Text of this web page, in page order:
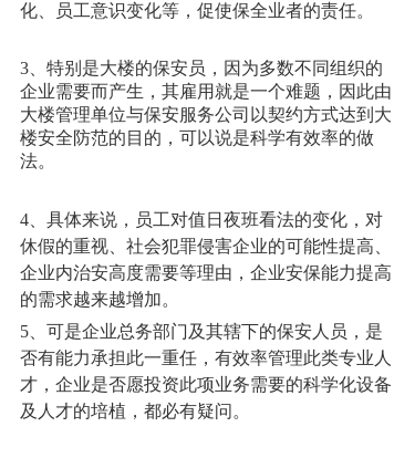
化、员工意识变化等，促使保全业者的责任。
3、特别是大楼的保安员 ，因为多数不同组织的
企业需要而产生，其雇用就是一个难题，因此由
大楼管理单位与保安服务公司以契约方式达到大
楼安全防范的目的，可以说是科学有效率的做
法。
4、具体来说，员工对值日夜班看法的变化，对
休假的重视、社会犯罪侵害企业的可能性提高、
企业内治安高度需要等理由，企业安保能力提高
的需求越来越增加。
5、可是企业总务部门及其辖下的保安人员，是
否有能力承担此一重任，有效率管理此类专业人
才，企业是否愿投资此项业务需要的科学化设备
及人才的培植，都必有疑问。